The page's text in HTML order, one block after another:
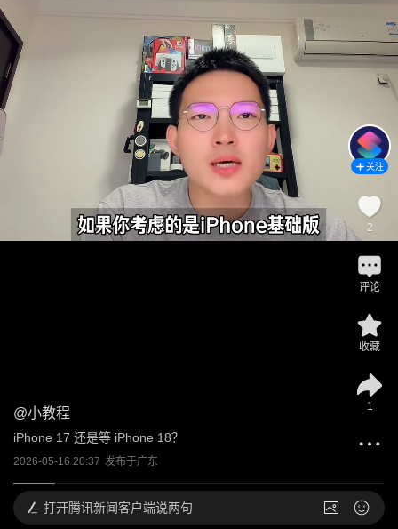
@小教程
iPhone 17 还是等 iPhone 18？
2026-05-16 20:37 发布于广东
关注
2
评论
收藏
1
打开腾讯新闻客户端说两句